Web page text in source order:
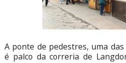
A ponte de pedestres, uma
é palco da correria de